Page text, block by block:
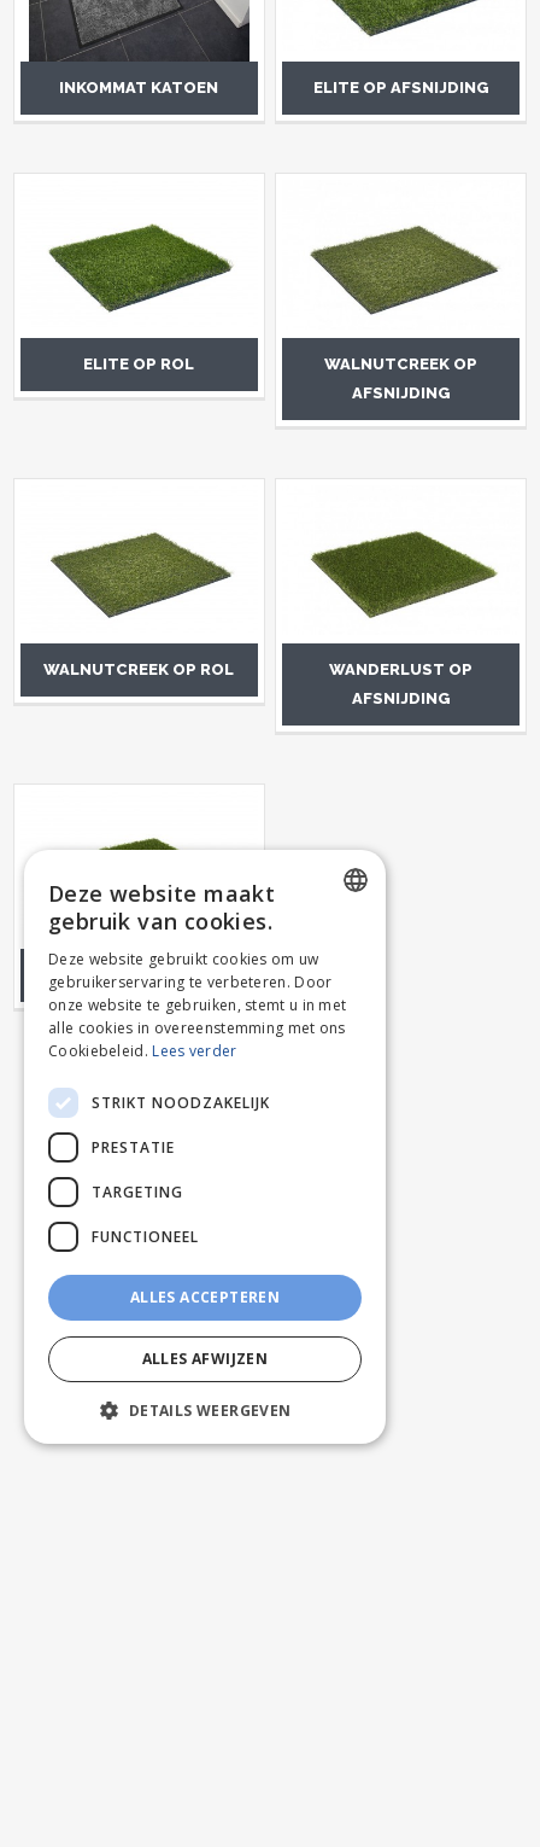
INKOMMAT KATOEN ELITE OP AFSNIJDING
ELITE OP ROL
WALNUTCREEK OP
AFSNIJDING
WALNUTCREEK OP ROL
WANDERLUST OP
AFSNIJDING
WANDERLUST OP ROL
FRENCH
Deze website maakt
gebruik van cookies.
Deze website gebruikt cookies om uw
gebruikerservaring te verbeteren. Door
onze website te gebruiken, stemt u in met
alle cookies in overeenstemming met ons
Cookiebeleid. Lees verder
STRIKT NOODZAKELIJK
PRESTATIE
TARGETING
FUNCTIONEEL
ALLES ACCEPTEREN
ALLES AFWIJZEN
DETAILS WEERGEVEN